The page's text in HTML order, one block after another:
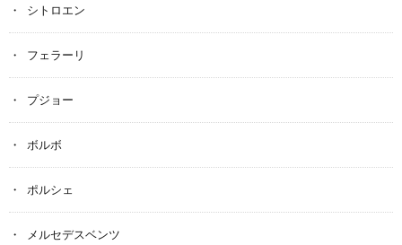
シトロエン
フェラーリ
プジョー
ボルボ
ポルシェ
メルセデスベンツ